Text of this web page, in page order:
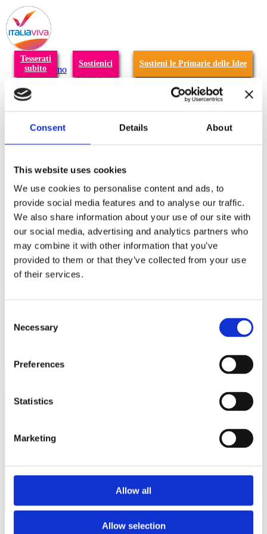
Consent Details About
This website uses cookies
We use cookies to personalise content and ads, to
provide social media features and to analyse our traffic.
We also share information about your use of our site with
our social media, advertising and analytics partners who
may combine it with other information that you’ve
provided to them or that they’ve collected from your use
of their services.
Selection
Necessary
Preferences
Statistics
Marketing
Allow all
Allow selection
Tesserati
subito
Sostienici Sostieni le Primarie delle Idee
Chi siamo
Carta dei Valori
Congresso 2023
Partecipa
Eventi
2x1000 – C46
Scuola di formazione Meritare l’Europa
Materiali e grafiche
Registrazione Leopolda 14 - 2026
Radio Leopolda
News
Interviste
Interventi
News dal territorio
Enews
Sostienici